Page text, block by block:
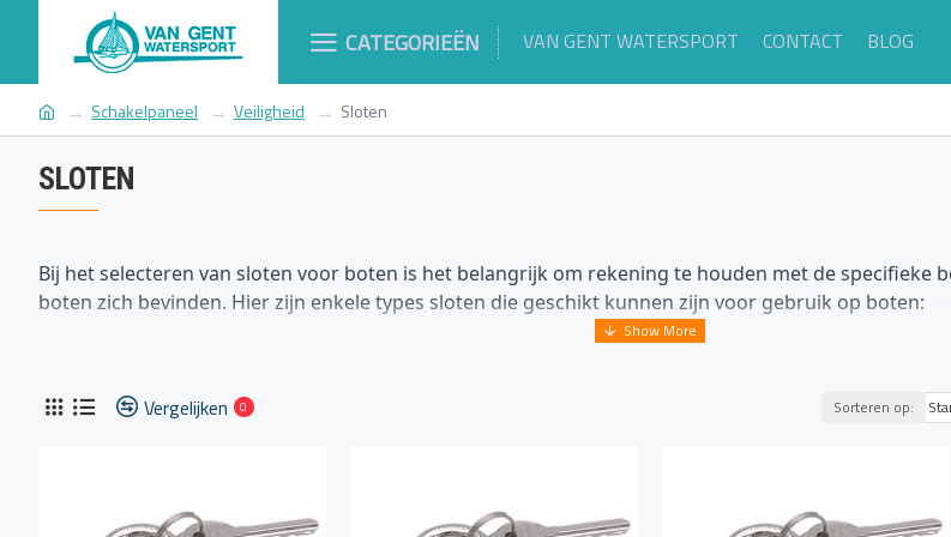
CATEGORIEËN VAN GENT WATERSPORT CONTACT BLOG
Schakelpaneel Veiligheid Sloten
SLOTEN
Bij het selecteren van sloten voor boten is het belangrijk om rekening te houden met de specifieke
boten zich bevinden. Hier zijn enkele types sloten die geschikt kunnen zijn voor gebruik op boten:
Insteeksloten:Deze sloten worden vaak gebruikt op deuren en compartimenten op boten. Ze kunnen
Beugelsloten:Beugelsloten, ook wel U-sloten genoemd, zijn stevige sloten die geschikt zijn voor het
Vergelijken 0 Sorteren op: